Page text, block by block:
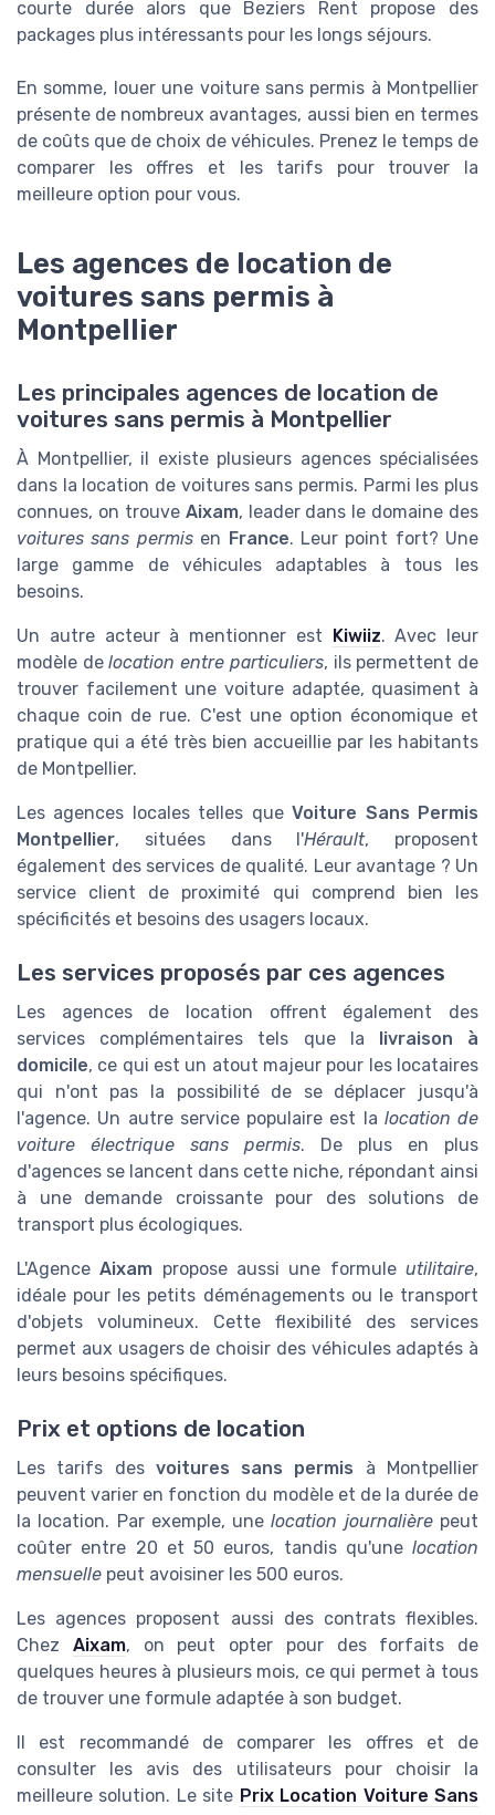
courte durée alors que Beziers Rent propose des
packages plus intéressants pour les longs séjours.
En somme, louer une voiture sans permis à Montpellier
présente de nombreux avantages, aussi bien en termes
de coûts que de choix de véhicules. Prenez le temps de
comparer les offres et les tarifs pour trouver la
meilleure option pour vous.
Les agences de location de
voitures sans permis à
Montpellier
Les principales agences de location de
voitures sans permis à Montpellier
À Montpellier, il existe plusieurs agences spécialisées
dans la location de voitures sans permis. Parmi les plus
connues, on trouve Aixam, leader dans le domaine des
voitures sans permisen France. Leur point fort? Une
large gamme de véhicules adaptables à tous les
besoins.
Un autre acteur à mentionner est Kiwiiz. Avec leur
modèle delocation entre particuliers, ils permettent de
trouver facilement une voiture adaptée, quasiment à
chaque coin de rue. C'est une option économique et
pratique qui a été très bien accueillie par les habitants
de Montpellier.
Les agences locales telles queVoiture Sans Permis
Montpellier, situées dans l'Hérault, proposent
également des services de qualité. Leur avantage ? Un
service client de proximité qui comprend bien les
spécificités et besoins des usagers locaux.
Les services proposés par ces agences
Les agences de location offrent également des
services complémentaires tels que la livraison à
domicile, ce qui est un atout majeur pour les locataires
qui n'ont pas la possibilité de se déplacer jusqu'à
l'agence. Un autre service populaire est la location de
voiture électrique sans permis. De plus en plus
d'agences se lancent dans cette niche, répondant ainsi
à une demande croissante pour des solutions de
transport plus écologiques.
L'AgenceAixam propose aussi une formuleutilitaire,
idéale pour les petits déménagements ou le transport
d'objets volumineux. Cette flexibilité des services
permet aux usagers de choisir des véhicules adaptés à
leurs besoins spécifiques.
Prix et options de location
Les tarifs des voitures sans permis à Montpellier
peuvent varier en fonction du modèle et de la durée de
la location. Par exemple, unelocation journalièrepeut
coûter entre 20 et 50 euros, tandis qu'une location
mensuelle peut avoisiner les 500 euros.
Les agences proposent aussi des contrats flexibles.
Chez Aixam, on peut opter pour des forfaits de
quelques heures à plusieurs mois, ce qui permet à tous
de trouver une formule adaptée à son budget.
Il est recommandé de comparer les offres et de
consulter les avis des utilisateurs pour choisir la
meilleure solution. Le site Prix Location Voiture Sans